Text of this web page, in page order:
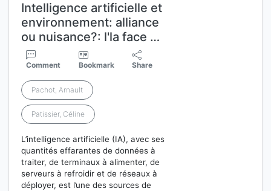
Intelligence artificielle et
environnement: alliance
ou nuisance?: l'la face …
Comment Bookmark Share
Pachot, Arnault
Patissier, Céline
L’intelligence artificielle (IA), avec ses
quantités effarantes de données à
traiter, de terminaux à alimenter, de
serveurs à refroidir et de réseaux à
déployer, est l’une des sources de